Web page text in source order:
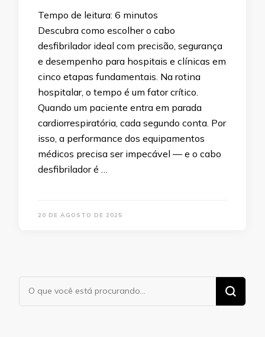
Tempo de leitura: 6 minutos
Descubra como escolher o cabo
desfibrilador ideal com precisão, segurança
e desempenho para hospitais e clínicas em
cinco etapas fundamentais. Na rotina
hospitalar, o tempo é um fator crítico.
Quando um paciente entra em parada
cardiorrespiratória, cada segundo conta. Por
isso, a performance dos equipamentos
médicos precisa ser impecável — e o cabo
desfibrilador é …
20 DE AGOSTO DE 2025
Procurando
algo?